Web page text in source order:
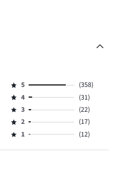
Hodnotenie
5,
počet
hlasov
358.
5
(358)
Hodnotenie
4,
počet
hlasov
4
(31)
Hodnotenie
3,
počet
3
(22)
Hodnotenie
2,
2
(17)
Hodnotenie
1,
1 (12)